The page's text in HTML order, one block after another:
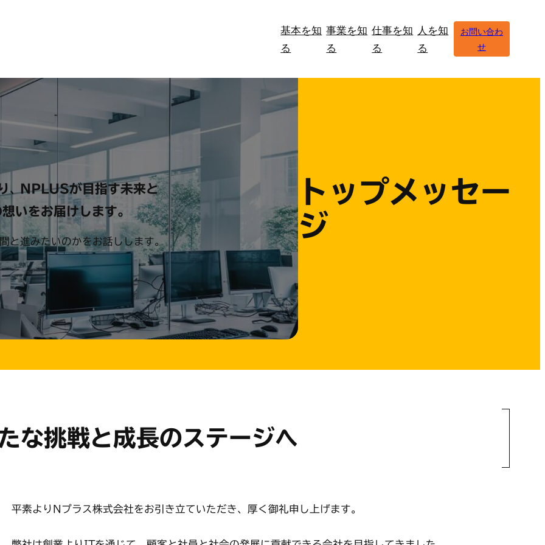
基本を知
る
事業を知
る
仕事を知
る
人を知
る
お問い合わ
せ
、
NPLUSが目指す未来と
いをお届けします。
と進みたいのかをお話しします。
トップメッセー
ジ
な挑戦と成長のステージへ
平素よりNプラス株式会社をお引き立ていただき、厚く御礼申し上げます。